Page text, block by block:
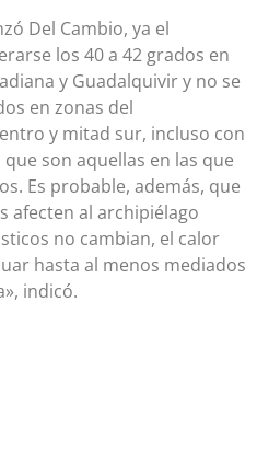
Del Cambio, ya el
los 40 a 42 grados en
y Guadalquivir y no se
en zonas del
y mitad sur, incluso con
son aquellas en las que
Es probable, además, que
afecten al archipiélago
no cambian, el calor
hasta al menos mediados
indicó.